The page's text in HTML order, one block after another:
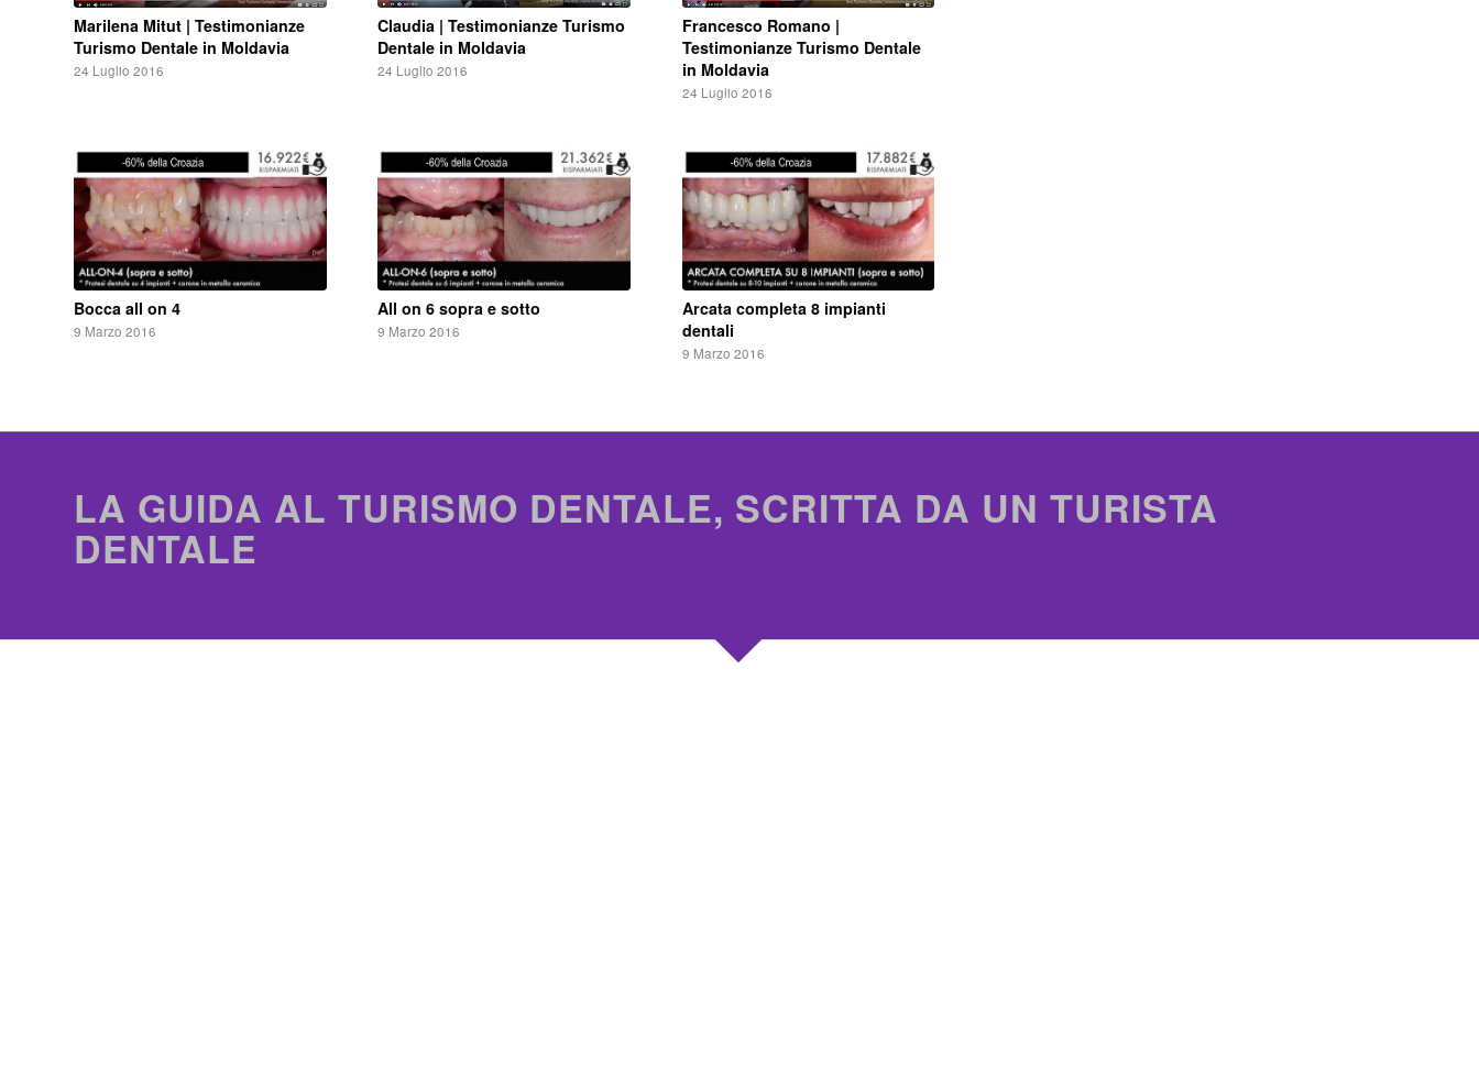
Marilena Mitut | Testimonianze
Turismo Dentale in Moldavia
24 Luglio 2016
Claudia | Testimonianze Turismo
Dentale in Moldavia
24 Luglio 2016
Francesco Romano |
Testimonianze Turismo Dentale
in Moldavia
24 Luglio 2016
Bocca all on 4
9 Marzo 2016
All on 6 sopra e sotto
9 Marzo 2016
Arcata completa 8 impianti
dentali
9 Marzo 2016
LA GUIDA AL TURISMO DENTALE, SCRITTA DA UN TURISTA
DENTALE